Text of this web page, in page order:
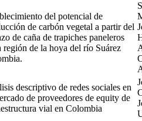
del potencial de
de carbón vegetal a partir del
de caña de trapiches paneleros
región de la hoya del río Suárez
descriptivo de redes sociales en
de proveedores de equity de
vial en Colombia